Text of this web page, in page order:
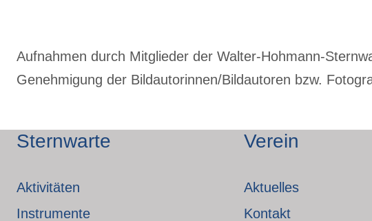
Aufnahmen durch Mitglieder der Walter-Hohmann-
Genehmigung der Bildautorinnen/Bildautoren bzw.
Sternwarte
Aktivitäten
Instrumente
Verein
Aktuelles
Kontakt